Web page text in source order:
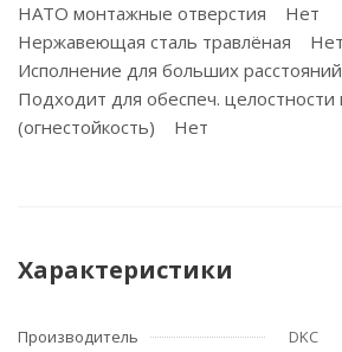
НАТО монтажные отверстия Нет
Нержавеющая сталь травлёная Нет
Исполнение для больших
Подходит для обеспеч. целостности
(огнестойкость) Нет
Характеристики
Производитель
DKC